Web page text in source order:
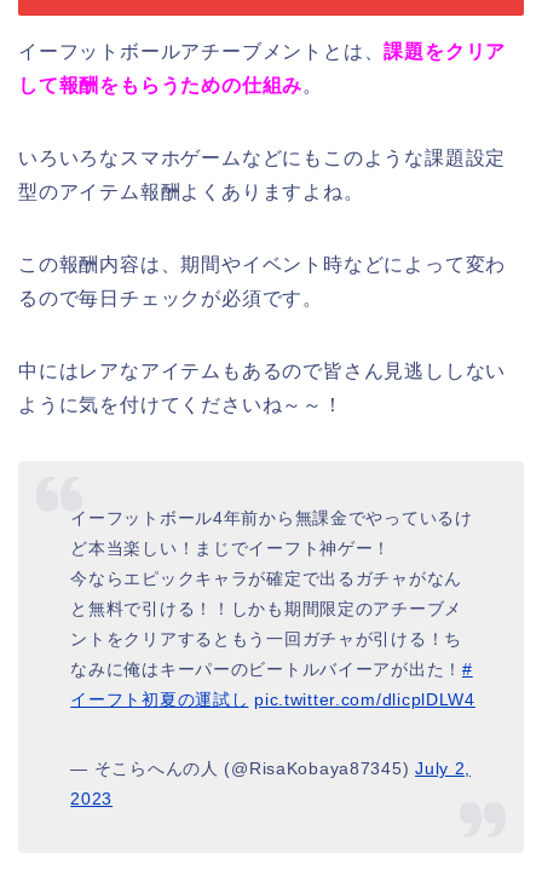
イーフットボールアチーブメントとは、課題をクリア
して報酬をもらうための仕組み。
いろいろなスマホゲームなどにもこのような課題設定
型のアイテム報酬よくありますよね。
この報酬内容は、期間やイベント時などによって変わ
るので毎日チェックが必須です。
中にはレアなアイテムもあるので皆さん見逃ししない
ように気を付けてくださいね～～！
イーフットボール4年前から無課金でやっているけ
ど本当楽しい！まじでイーフト神ゲー！
今ならエピックキャラが確定で出るガチャがなん
と無料で引ける！！しかも期間限定のアチーブメ
ントをクリアするともう一回ガチャが引ける！ち
なみに俺はキーパーのビートルバイーアが出た！#
イーフト初夏の運試し pic.twitter.com/dlicplDLW4
— そこらへんの人 (@RisaKobaya87345)July 2,
2023